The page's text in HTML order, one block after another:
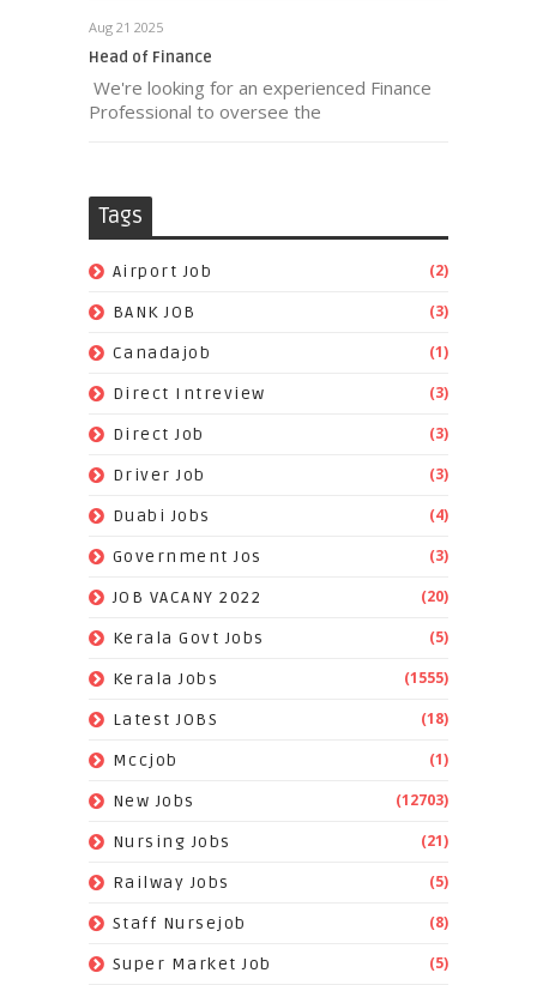
Aug 21 2025
Head of Finance
We're looking for an experienced Finance
Professional to oversee the
Tags
Airport Job (2)
BANK JOB (3)
Canadajob (1)
Direct Intreview (3)
Direct Job (3)
Driver Job (3)
Duabi Jobs (4)
Government Jos (3)
JOB VACANY 2022 (20)
Kerala Govt Jobs (5)
Kerala Jobs (1555)
Latest JOBS (18)
Mccjob (1)
New Jobs (12703)
Nursing Jobs (21)
Railway Jobs (5)
Staff Nursejob (8)
Super Market Job (5)